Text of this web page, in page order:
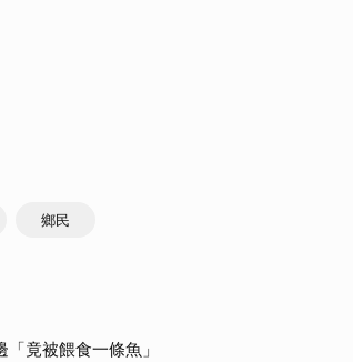
鄉民
竟被餵食一條魚」